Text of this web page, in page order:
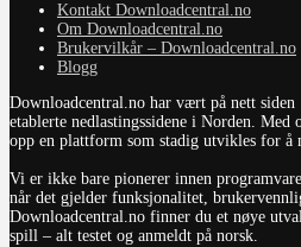
Kontakt Downloadcentral.no
Om Downloadcentral.no
Brukervilkår – Downloadcentral.no
Blogg
Downloadcentral.no har vært på nett siden
etablerte nedlastingssidene i Norden.
opp en plattform som stadig utvikles for å
Vi er ikke bare pionerer innen
når det gjelder funksjonalitet,
Downloadcentral.no finner du et nøye
spill – alt testet og anmeldt på norsk.